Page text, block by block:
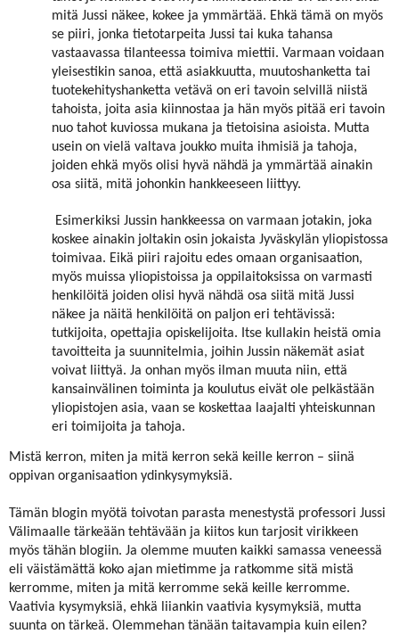
mitä Jussi näkee, kokee ja ymmärtää. Ehkä tämä on myös
se piiri, jonka tietotarpeita Jussi tai kuka tahansa
vastaavassa tilanteessa toimiva miettii. Varmaan voidaan
yleisestikin sanoa, että asiakkuutta, muutoshanketta tai
tuotekehityshanketta vetävä on eri tavoin selvillä niistä
tahoista, joita asia kiinnostaa ja hän myös pitää eri tavoin
nuo tahot kuviossa mukana ja tietoisina asioista. Mutta
usein on vielä valtava joukko muita ihmisiä ja tahoja,
joiden ehkä myös olisi hyvä nähdä ja ymmärtää ainakin
osa siitä, mitä johonkin hankkeeseen liittyy.
Esimerkiksi Jussin hankkeessa on varmaan jotakin, joka
koskee ainakin joltakin osin jokaista Jyväskylän yliopistossa
toimivaa. Eikä piiri rajoitu edes omaan organisaation,
myös muissa yliopistoissa ja oppilaitoksissa on varmasti
henkilöitä joiden olisi hyvä nähdä osa siitä mitä Jussi
näkee ja näitä henkilöitä on paljon eri tehtävissä:
tutkijoita, opettajia opiskelijoita. Itse kullakin heistä omia
tavoitteita ja suunnitelmia, joihin Jussin näkemät asiat
voivat liittyä. Ja onhan myös ilman muuta niin, että
kansainvälinen toiminta ja koulutus eivät ole pelkästään
yliopistojen asia, vaan se koskettaa laajalti yhteiskunnan
eri toimijoita ja tahoja.
Mistä kerron, miten ja mitä kerron sekä keille kerron – siinä
oppivan organisaation ydinkysymyksiä.
Tämän blogin myötä toivotan parasta menestystä professori Jussi
Välimaalle tärkeään tehtävään ja kiitos kun tarjosit virikkeen
myös tähän blogiin. Ja olemme muuten kaikki samassa veneessä
eli väistämättä koko ajan mietimme ja ratkomme sitä mistä
kerromme, miten ja mitä kerromme sekä keille kerromme.
Vaativia kysymyksiä, ehkä liiankin vaativia kysymyksiä, mutta
suunta on tärkeä. Olemmehan tänään taitavampia kuin eilen?